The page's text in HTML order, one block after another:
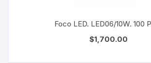
Foco LED. LED06/10W. 100
$1,700.00